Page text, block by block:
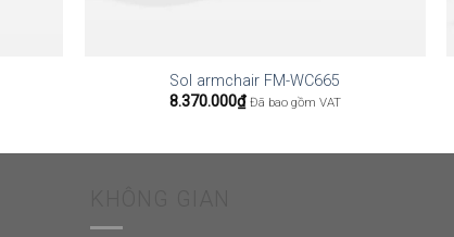
Sol armchair FM-WC665
8.370.000₫ Đã bao gồm VAT